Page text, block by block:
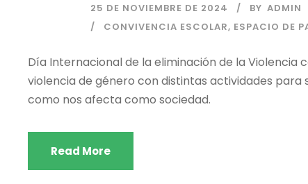
25 DE NOVIEMBRE DE 2024 BY ADMIN
CONVIVENCIA ESCOLAR, ESPACIO DE
Día Internacional de la eliminación de la Violencia
violencia de género con distintas actividades
como nos afecta como sociedad.
Read More